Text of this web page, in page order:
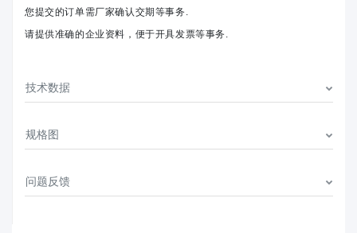
您提交的订单需厂家确认交期等事务.
请提供准确的企业资料，便于开具发票等事务.
技术数据
规格图
问题反馈